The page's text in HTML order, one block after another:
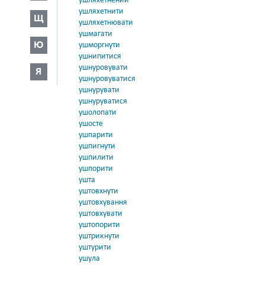
Щ
Ю
Я
ушляхетнити
ушляхетнювати
ушмагати
ушморгнути
ушнипитися
ушнуровувати
ушнуровуватися
ушнурувати
ушнуруватися
ушолопати
ушосте
ушпарити
ушпигнути
ушпилити
ушпорити
ушта
уштовхнути
уштовхування
уштовхувати
уштопорити
уштрикнути
уштурити
ушула